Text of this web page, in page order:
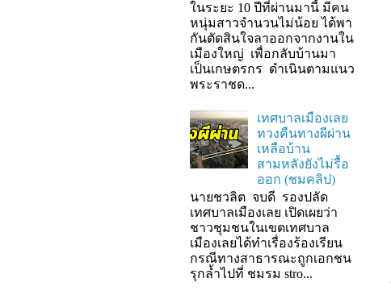
ในระยะ 10 ปีที่ผ่านมานี้ มีคน
หนุ่มสาวจำนวนไม่น้อย ได้พา
กันตัดสินใจลาออกจากงานใน
เมืองใหญ่ เพื่อกลับบ้านมา
เป็นเกษตรกร ดำเนินตามแนว
พระราชด...
เทศบาลเมืองเลย
ทวงคืนทางผีผ่าน
เหลือบ้าน
สามหลังยังไม่รื้อ
ออก (ชมคลิป)
นายชวลิต จบดี รองปลัด
เทศบาลเมืองเลย เปิดเผยว่า
ชาวชุมชนในเขตเทศบาล
เมืองเลยได้ทำเรื่องร้องเรียน
กรณีทางสาธารณะถูกเอกชน
รุกล้ำไปที่ ชมรม stro...